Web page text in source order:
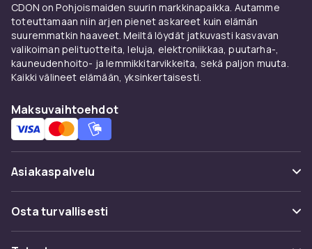
Samsung Galaxy S20 Plussan
lisävarusteet -puhelimelle
Hyvä suojakuori suojaa Samsung Galaxy S20
Plussan lisävarusteet-puhelintasi naarmuilta ja
kestävän iskunkestävän mallin väliltä. Yhdistä
se karkaistulasisuojaan täydelliseksi suojaksi.
Tutustu koko valikoimaan:Samsungin
matkapuhelinkuoret ja tarvikkeet
Laturit ja kaapelit Samsung
Galaxy S20 Plussan
lisävarusteet -puhelimelle
CDON on Pohjoismaiden suurin markkinapaikka. Autamme
toteuttamaan niin arjen pienet askareet kuin elämän
suuremmatkin haaveet. Meiltä löydät jatkuvasti kasvavan
valikoiman pelituotteita, leluja, elektroniikkaa, puutarha-,
kauneudenhoito- ja lemmikkitarvikkeita, sekä paljon muuta.
Kaikki välineet elämään, yksinkertaisesti.
Maksuvaihtoehdot
Asiakaspalvelu
Usein kysyttyä (UKK)
Seuraa pakettia
Osta turvallisesti
Maksuvaihtoehdot